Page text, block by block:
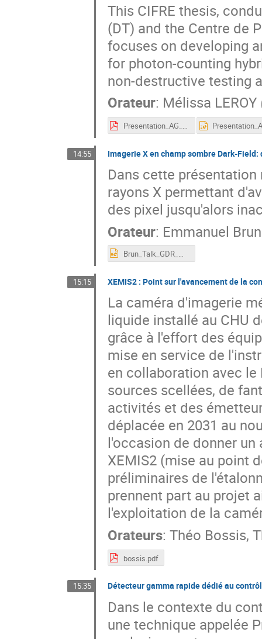
This CIFRE thesis,
(DT) and the Centre de
focuses on developing
for photon-counting
non-destructive testing
Orateur: Mélissa LEROY
Presentation_AG_GDR_ML.pdf
14:55 Imagerie X en champ sombre Dark-
Dans cette
rayons X permettant
des pixel jusqu'alors
Orateur: Emmanuel Brun
Brun_Talk_GDR_MI2B_2024.pptx
15:15 XEMIS2 : Point sur l'avancement de la
La caméra d'imagerie
liquide installé au CHU
grâce à l'effort des
mise en service de
en collaboration avec le
sources scellées, de
activités et des
déplacée en 2031 au
l'occasion de donner
XEMIS2 (mise au point
préliminaires de
prennent part au projet
l'exploitation de la
Orateurs: Théo Bossis,
bossis.pdf
15:35 Détecteur gamma rapide dédié au
Dans le contexte du
une technique appelée